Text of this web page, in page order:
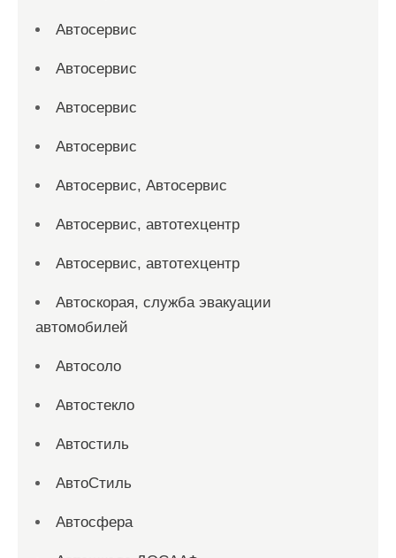
Автосервис
Автосервис
Автосервис
Автосервис
Автосервис, Автосервис
Автосервис, автотехцентр
Автосервис, автотехцентр
Автоскорая, служба эвакуации
автомобилей
Автосоло
Автостекло
Автостиль
АвтоСтиль
Автосфера